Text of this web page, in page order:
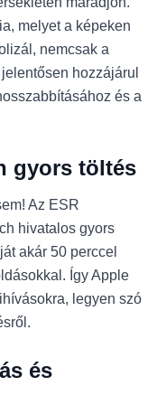
melyet a képeken
nemcsak a
hozzájárul
és a
gyors töltés
Az ESR
hivatalos gyors
akár 50 perccel
Így Apple
legyen szó
és